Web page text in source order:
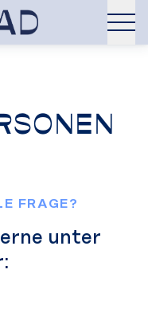
FRAGE?
unter